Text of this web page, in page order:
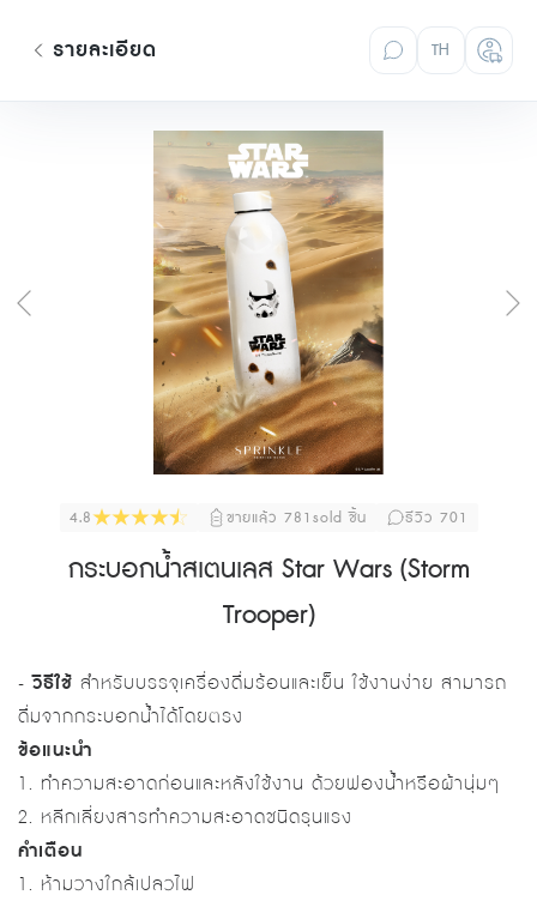
รายละเอียด TH
4.8 ขายแล้ว 781sold ชิ้น รีวิว 701
กระบอกน้ำสเตนเลส Star Wars (Storm
Trooper)
-วิธีใช้ สำหรับบรรจุเครื่องดื่มร้อนและเย็น ใช้งานง่าย สามารถ
ดื่มจากกระบอกน้ำได้โดยตรง
ข้อแนะนำ
1. ทำความสะอาดก่อนและหลังใช้งาน ด้วยฟองน้ำหรือผ้านุ่มๆ
2. หลีกเลี่ยงสารทำความสะอาดชนิดรุนแรง
คำเตือน
1. ห้ามวางใกล้เปลวไฟ